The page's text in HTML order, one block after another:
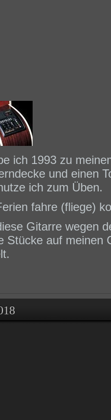
ich 1993 zu
und einen
ich zum Üben.
fahre (fliege)
Gitarre wegen
Stücke auf meinen